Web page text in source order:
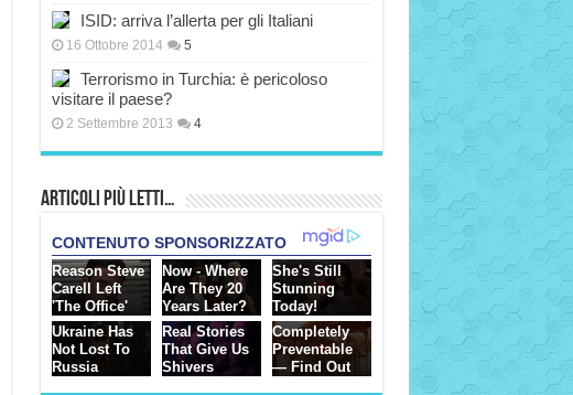
ISID: arriva l’allerta per gli Italiani
16 Ottobre 2014 5
Terrorismo in Turchia: è pericoloso
visitare il paese?
2 Settembre 2013 4
Articoli più Letti…